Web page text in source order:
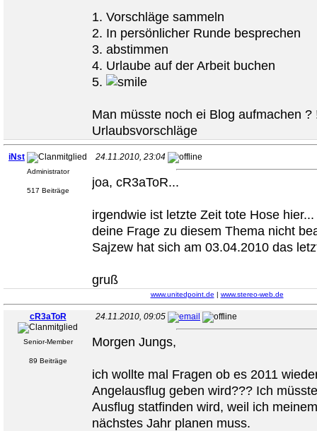
1. Vorschläge sammeln
2. In persönlicher Runde besprechen
3. abstimmen
4. Urlaube auf der Arbeit buchen
5.
Man müsste noch ei Blog aufmachen ?
Urlaubsvorschläge
iNst
Administrator
517 Beiträge
24.11.2010, 23:04
joa, cR3aToR...
irgendwie ist letzte Zeit tote Hose
deine Frage zu diesem Thema nicht
Sajzew hat sich am 03.04.2010 das
gruß
www.unitedpoint.de | www.stereo-web.de
cR3aToR
Senior-Member
89 Beiträge
24.11.2010, 09:05
Morgen Jungs,
ich wollte mal Fragen ob es 2011
Angelausflug geben wird??? Ich
Ausflug statfinden wird, weil ich
nächstes Jahr planen muss.